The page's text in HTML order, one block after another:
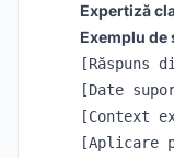
Expertiză
Exemplu
[Răspuns
[Date
[Context